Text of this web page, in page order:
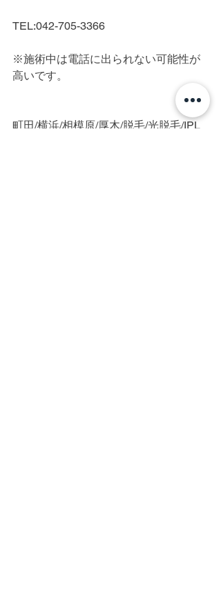
TEL:042-705-3366
※施術中は電話に出られない可能性が
高いです。
町田/横浜/相模原/厚木/脱毛/光脱毛/IPL